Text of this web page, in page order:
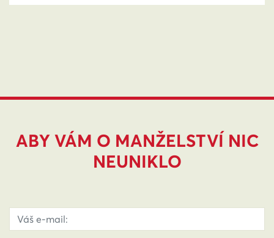
ABY VÁM O MANŽELSTVÍ NIC
NEUNIKLO